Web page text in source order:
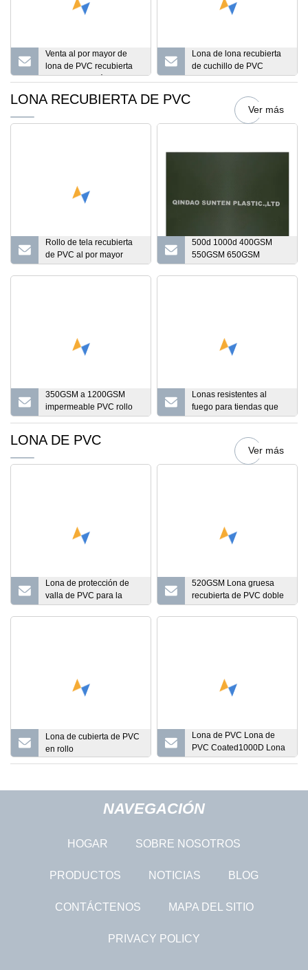
Venta al por mayor de
lona de PVC recubierta
de cuchillo estándar
camión y cortina lateral y
Lona de lona recubierta
de cuchillo de PVC
610GSM 650GSM para
reparación de carreteras
LONA RECUBIERTA DE PVC
Ver más
Rollo de tela recubierta
de PVC al por mayor
Lona de PVC resistente al
500d 1000d 400GSM
550GSM 650GSM
750GSM Impermeable
la cubierta del camión de
la bolsa de la tienda
350GSM a 1200GSM
impermeable PVC rollo
de tela recubierta de lona
cubierta de camión
Lonas resistentes al
fuego para tiendas que
imprimen lonas
LONA DE PVC
Ver más
Lona de protección de
valla de PVC para la
venta caliente
520GSM Lona gruesa
recubierta de PVC doble
de lona impermeable de
Lona de cubierta de PVC
en rollo
Lona de PVC Lona de
PVC Coated1000D Lona
de tela para carpa y
NAVEGACIÓN
HOGAR SOBRE NOSOTROS
PRODUCTOS NOTICIAS BLOG
CONTÁCTENOS MAPA DEL SITIO
PRIVACY POLICY